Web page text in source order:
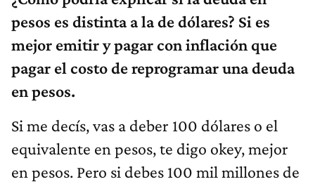
pesos es distinta a la de dólares? Si es
mejor emitir y pagar con inflación que
pagar el costo de reprogramar una deuda
en pesos.
Si me decís, vas a deber 100 dólares o el
equivalente en pesos, te digo okey, mejor
en pesos. Pero si debes 100 mil millones de